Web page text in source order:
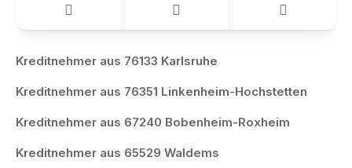
Kreditnehmer aus 76133 Karlsruhe
Kreditnehmer aus 76351 Linkenheim-Hochstetten
Kreditnehmer aus 67240 Bobenheim-Roxheim
Kreditnehmer aus 65529 Waldems